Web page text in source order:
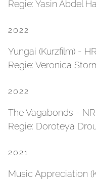
Regie: Yasin Abdel
2022
Yungai (Kurzfilm) - HR
Regie: Veronica
2022
The Vagabonds - NR
Regie: Doroteya
2021
Music Appreciation